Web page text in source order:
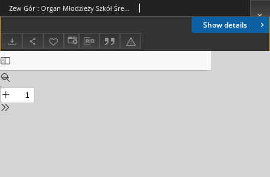
Show details
Zew Gór : Organ Młodzieży Szkół Średnich w Nowym Sączu. 1936, R. 3, nr 25